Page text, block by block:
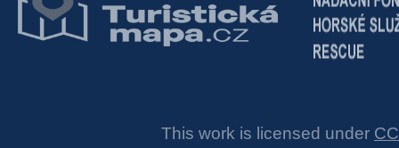
This work is licensed under